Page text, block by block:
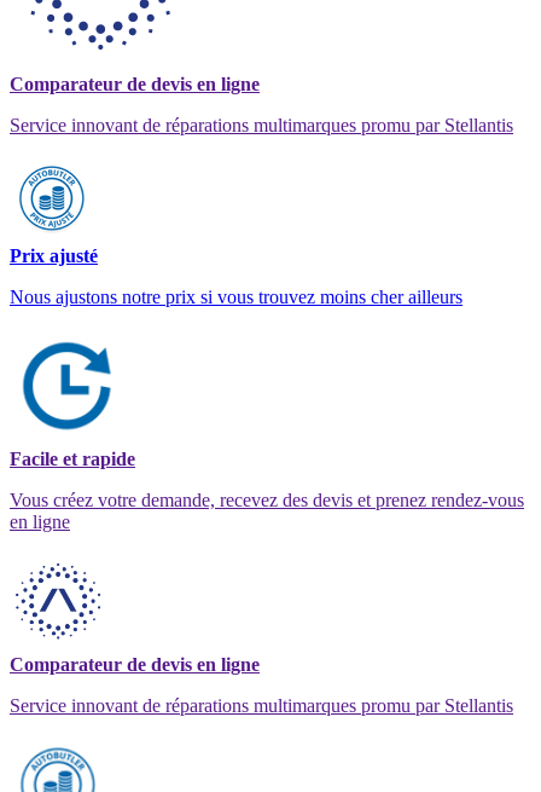
Comparateur de devis en ligne
Service innovant de réparations multimarques promu par Stellantis
Prix ajusté
Nous ajustons notre prix si vous trouvez moins cher ailleurs
Facile et rapide
Vous créez votre demande, recevez des devis et prenez rendez-vous
en ligne
Comparateur de devis en ligne
Service innovant de réparations multimarques promu par Stellantis